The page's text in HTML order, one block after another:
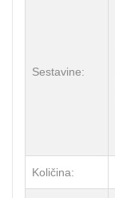
Sestavine:
Količina: